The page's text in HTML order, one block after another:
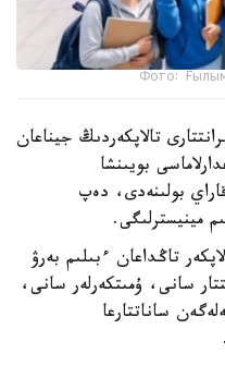
Фото: Ғылым
تالاپكەردىڭ جيناعان
بويىنشا
بولىنەدى، دەپ
مينيسترلىگى.
تاڭداعان ءبىلىم بەرۋ
سانى، ۇمىتكەرلەر سانى،
ساناتتارعا